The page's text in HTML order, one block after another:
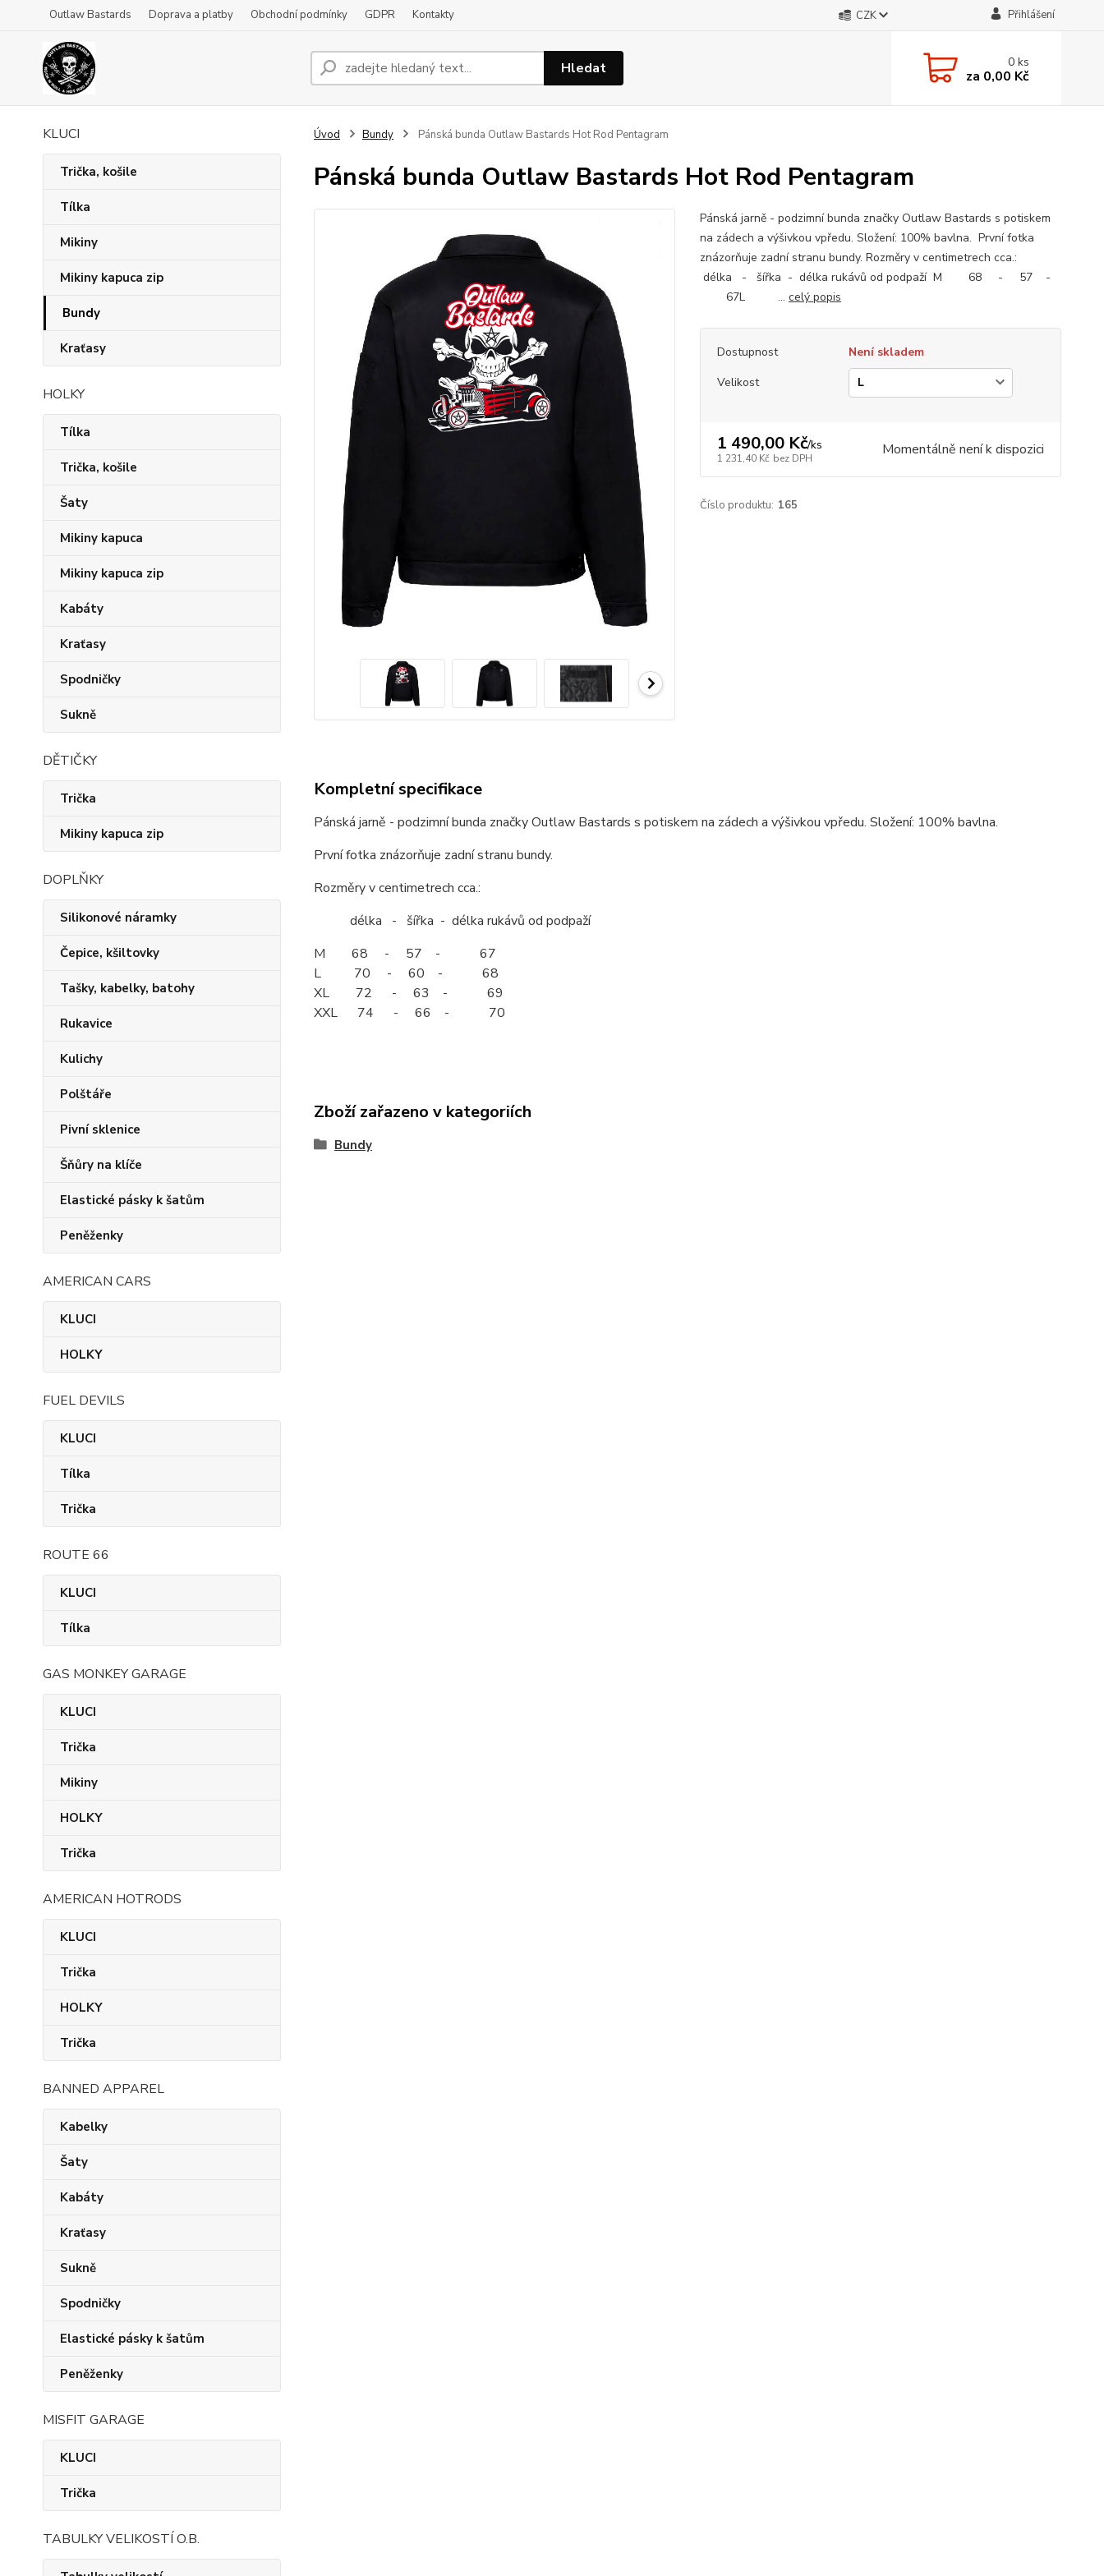
Outlaw Bastards Doprava a platby Obchodní podmínky GDPR Kontakty CZK Přihlášení
Hledat 0ks
za 0,00 Kč
KLUCI
Trička, košile
Tílka
Mikiny
Mikiny kapuca zip
Bundy
Kraťasy
HOLKY
Tílka
Trička, košile
Šaty
Mikiny kapuca
Mikiny kapuca zip
Kabáty
Kraťasy
Spodničky
Sukně
DĚTIČKY
Trička
Mikiny kapuca zip
DOPLŇKY
Silikonové náramky
Čepice, kšiltovky
Tašky, kabelky, batohy
Rukavice
Kulichy
Polštáře
Pivní sklenice
Šňůry na klíče
Elastické pásky k šatům
Peněženky
AMERICAN CARS
KLUCI
HOLKY
FUEL DEVILS
KLUCI
Tílka
Trička
ROUTE 66
KLUCI
Tílka
GAS MONKEY GARAGE
KLUCI
Trička
Mikiny
HOLKY
Trička
AMERICAN HOTRODS
KLUCI
Trička
HOLKY
Trička
BANNED APPAREL
Kabelky
Šaty
Kabáty
Kraťasy
Sukně
Spodničky
Elastické pásky k šatům
Peněženky
MISFIT GARAGE
KLUCI
Trička
TABULKY VELIKOSTÍ O.B.
Úvod Bundy Pánská bunda Outlaw Bastards Hot Rod Pentagram
Pánská bunda Outlaw Bastards Hot Rod Pentagram
Pánská jarně - podzimní bunda značky Outlaw Bastards s potiskem
na zádech a výšivkou vpředu. Složení: 100% bavlna. První fotka
znázorňuje zadní stranu bundy. Rozměry v centimetrech cca.:
délka - šířka - délka rukávů od podpaží M 68 - 57 -
67L ... celý popis
Dostupnost
Není skladem
Velikost
1 490,00 Kč/ks
1 231,40 Kč bez DPH Momentálně není k dispozici
Číslo produktu: 165
Kompletní specifikace
Pánská jarně - podzimní bunda značky Outlaw Bastards s potiskem na zádech a výšivkou vpředu. Složení: 100% bavlna.
První fotka znázorňuje zadní stranu bundy.
Rozměry v centimetrech cca.:
délka - šířka - délka rukávů od podpaží
M 68 - 57 - 67
L 70 - 60 - 68
XL 72 - 63 - 69
XXL 74 - 66 - 70
Zboží zařazeno v kategoriích
Bundy